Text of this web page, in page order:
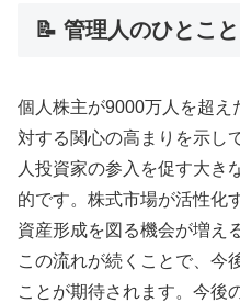
📝 管理人のひとこと
個人株主が9000万人を超え
対する関心の高まりを示し
人投資家の参入を促す大き
的です。株式市場が活性化
資産形成を図る機会が増え
この流れが続くことで、今
ことが期待されます。今後